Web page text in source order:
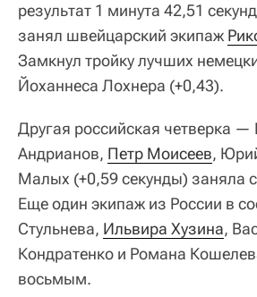
результат 1 минута 42,51
занял швейцарский экипаж
Замкнул тройку лучших
Йоханнеса Лохнера (+0,43).
Другая российская четверка
Андрианов, Петр Моисеев,
Малых (+0,59 секунды) заняла
Еще один экипаж из России в
Стульнева, Ильвира Хузина,
Кондратенко и Романа
восьмым.